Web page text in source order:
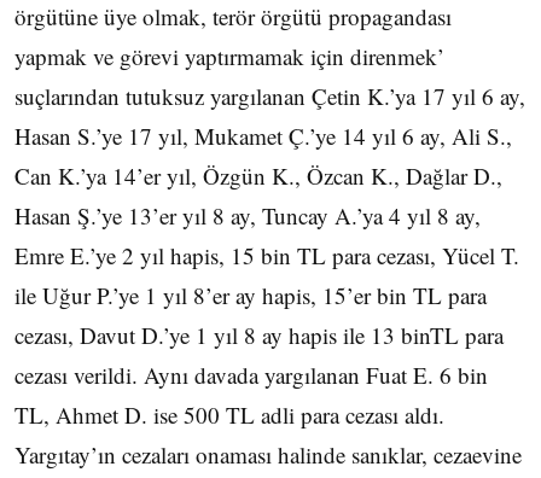
örgütüne üye olmak, terör örgütü propagandası
yapmak ve görevi yaptırmamak için direnmek’
suçlarından tutuksuz yargılanan Çetin K.’ya 17 yıl 6 ay,
Hasan S.’ye 17 yıl, Mukamet Ç.’ye 14 yıl 6 ay, Ali S.,
Can K.’ya 14’er yıl, Özgün K., Özcan K., Dağlar D.,
Hasan Ş.’ye 13’er yıl 8 ay, Tuncay A.’ya 4 yıl 8 ay,
Emre E.’ye 2 yıl hapis, 15 bin TL para cezası, Yücel T.
ile Uğur P.’ye 1 yıl 8’er ay hapis, 15’er bin TL para
cezası, Davut D.’ye 1 yıl 8 ay hapis ile 13 binTL para
cezası verildi. Aynı davada yargılanan Fuat E. 6 bin
TL, Ahmet D. ise 500 TL adli para cezası aldı.
Yargıtay’ın cezaları onaması halinde sanıklar, cezaevine